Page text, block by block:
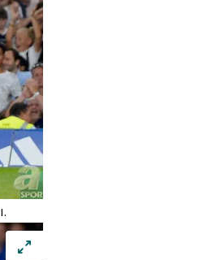
ilişkin detaylı bilgi için Ayarlar
okumak ve sitemizde ilgili